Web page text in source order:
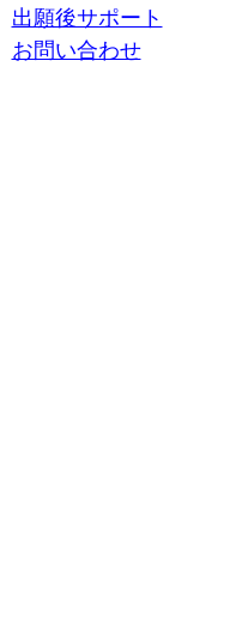
出願後サポート
お問い合わせ